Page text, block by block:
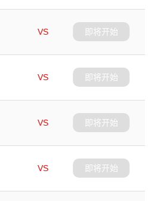
VS
即将开始
VS
即将开始
VS
即将开始
VS
即将开始